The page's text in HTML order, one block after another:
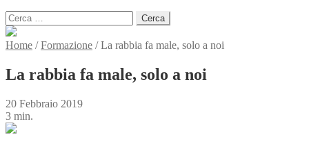
Ricerca
per:
Home /Formazione /La rabbia fa male, solo a noi
La rabbia fa male, solo a noi
20 Febbraio 2019
3 min.